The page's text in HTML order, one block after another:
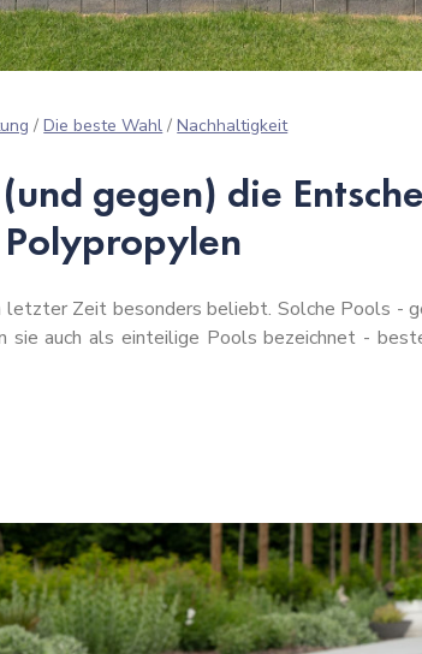
/Die beste Wahl /Nachhaltigkeit
gegen) die
letzter Zeit besonders beliebt. Solche Pools -
auch als einteilige Pools bezeichnet -